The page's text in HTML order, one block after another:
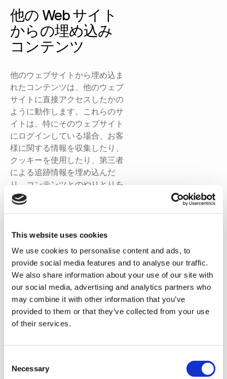
This website uses cookies
We use cookies to personalise content and ads, to
provide social media features and to analyse our traffic.
We also share information about your use of our site with
our social media, advertising and analytics partners who
may combine it with other information that you’ve
provided to them or that they’ve collected from your use
of their services.
Selection
Necessary
他の Web サイト
からの埋め込み
コンテンツ
他のウェブサイトから埋め込ま
れたコンテンツは、他のウェブ
サイトに直接アクセスしたかの
ように動作します。これらのサ
イトは、特にそのウェブサイト
にログインしている場合、お客
様に関する情報を収集したり、
クッキーを使用したり、第三者
による追跡情報を埋め込んだ
り、コンテンツとのやりとりを
監視したりすることがありま
す。
データ共有
お客様の個人データを第三者と
共有することはありません。
データ保持
お問い合わせフォーム送信とそ
れます。これにより、フォロー